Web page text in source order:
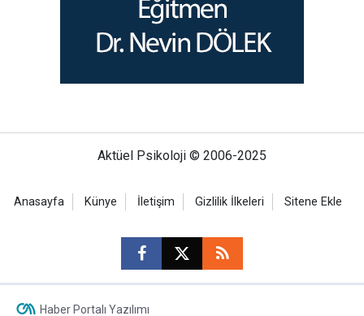
Aktüel Psikoloji © 2006-2025
Anasayfa Künye İletişim Gizlilik İlkeleri Sitene Ekle
Haber Portalı Yazılımı